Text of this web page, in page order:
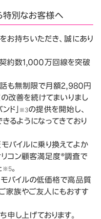
特別なお客様へ
お持ちいただき、誠にあり
約数1,000万回線を突破
話も無制限で月額2,980円
改善を続けてまいりまし
ド」 ※3の提供を開始し、
るようになってきており
バイルに乗り換えてよか
リコン顧客満足度®調査で
※5。
バイルの低価格で高品質
家族やご友人にもおすす
申し上げております。